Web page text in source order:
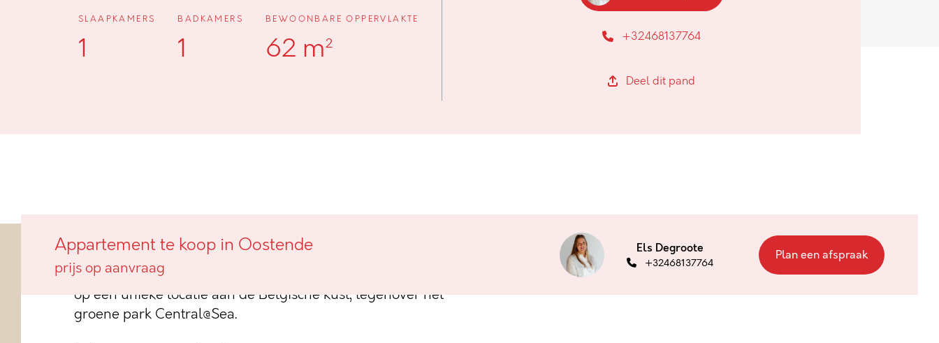
SLAAPKAMERS
1
BADKAMERS
1
BEWOONBARE OPPERVLAKTE
62 m² +32468137764
Deel dit pand
Appartement te koop in Oostende
prijs op aanvraag
Els Degroote
+32468137764
Plan een afspraak
In de bruisende stadswijk Oosteroever stellen we met trots
residentie Park 27 voor: een hedendaags nieuwbouwproject
op een unieke locatie aan de Belgische kust, tegenover het
groene park Central@Sea.